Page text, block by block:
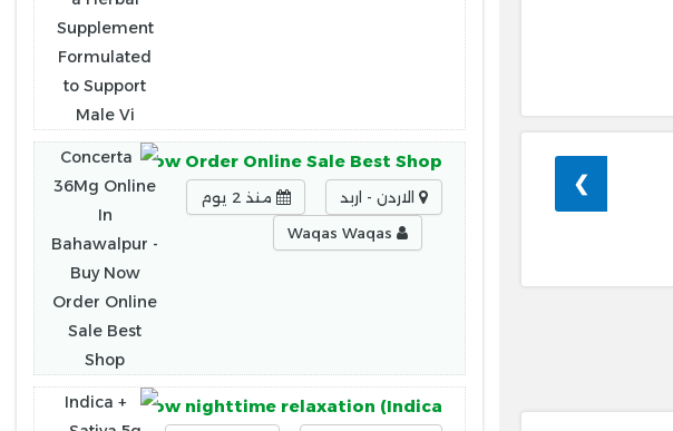
❯
- Buy Now Order Online Sale Best Shop
الاردن - اربد
منذ 2 يوم
-- Buy Now nighttime relaxation (Indica